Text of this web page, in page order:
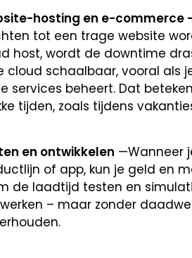
hosting en e-commerce
tot een trage website
host, wordt de downtime
cloud schaalbaar, vooral als
services beheert. Dat
tijden, zoals tijdens
en ontwikkelen —Wanneer
of app, kun je geld en
de laadtijd testen en
– maar zonder